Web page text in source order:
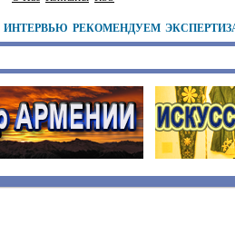
ИНТЕРВЬЮ РЕКОМЕНДУЕМ